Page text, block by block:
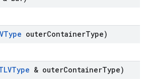
outerContainerType)
& outerContainerType)